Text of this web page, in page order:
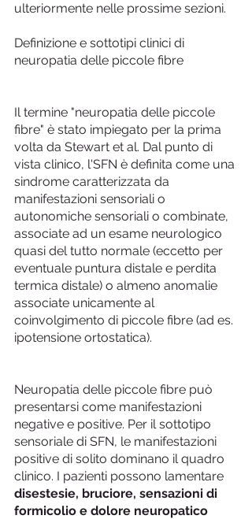
ulteriormente nelle prossime sezioni.
Definizione e sottotipi clinici di
neuropatia delle piccole fibre
Il termine "neuropatia delle piccole
fibre" è stato impiegato per la prima
volta da Stewart et al. Dal punto di
vista clinico, l'SFN è definita come una
sindrome caratterizzata da
manifestazioni sensoriali o
autonomiche sensoriali o combinate,
associate ad un esame neurologico
quasi del tutto normale (eccetto per
eventuale puntura distale e perdita
termica distale) o almeno anomalie
associate unicamente al
coinvolgimento di piccole fibre (ad es.
ipotensione ortostatica).
Neuropatia delle piccole fibre può
presentarsi come manifestazioni
negative e positive. Per il sottotipo
sensoriale di SFN, le manifestazioni
positive di solito dominano il quadro
clinico. I pazienti possono lamentare
disestesie, bruciore, sensazioni di
formicolio e dolore neuropatico